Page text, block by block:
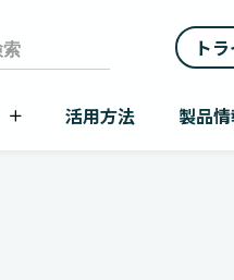
ト
活用方法 製品